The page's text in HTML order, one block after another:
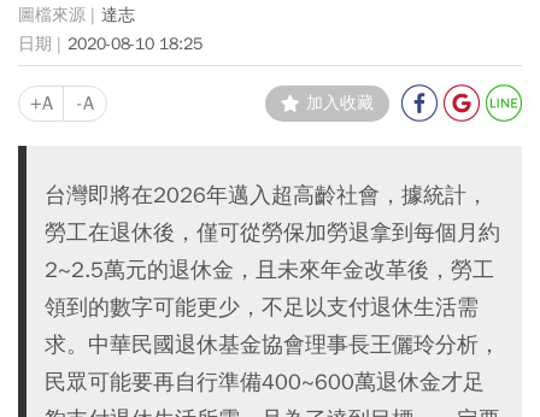
達志
2020-08-10 18:25
+A -A 加入收藏
台灣即將在2026年邁入超高齡社會，據統計，
勞工在退休後，僅可從勞保加勞退拿到每個月約
2~2.5萬元的退休金，且未來年金改革後，勞工
領到的數字可能更少，不足以支付退休生活需
求。中華民國退休基金協會理事長王儷玲分析，
民眾可能要再自行準備400~600萬退休金才足